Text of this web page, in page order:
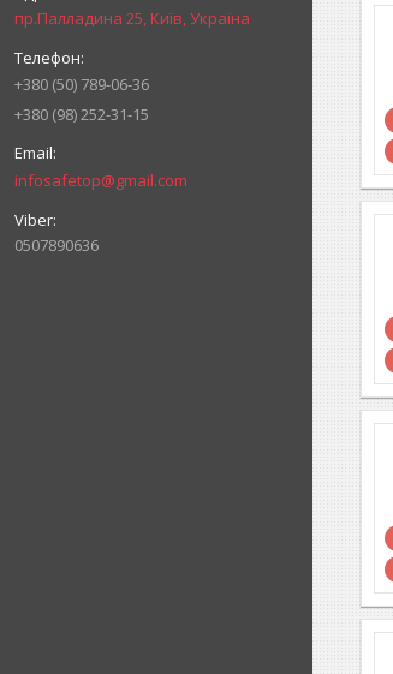
пр.Палладина 25, Київ, Україна
+380 (50) 789-06-36
+380 (98) 252-31-15
infosafetop@gmail.com
0507890636